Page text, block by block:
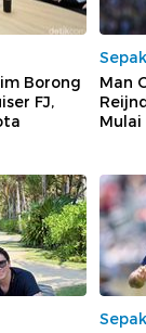
Borong
FJ,
Man
Mulai